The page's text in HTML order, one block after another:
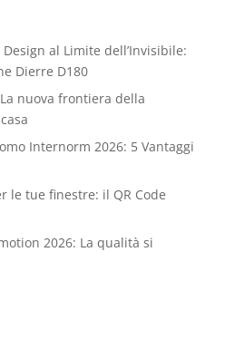
al Limite dell’Invisibile:
Dierre D180
La nuova frontiera della
Internorm 2026: 5 Vantaggi
le tue finestre: il QR Code
2026: La qualità si